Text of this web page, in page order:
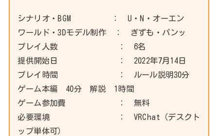
シナリオ・BGM ： U・N・オーエン
ワールド・3Dモデル制作 ： ぎずも・パンッ
プレイ人数 ： 6名
提供開始日 ： 2022年7月14日
プレイ時間 ： ルール説明30分
ゲーム本編 40分 解説 1時間
ゲーム参加費 ： 無料
必要環境 ： VRChat（デスクト
ップ単体可）